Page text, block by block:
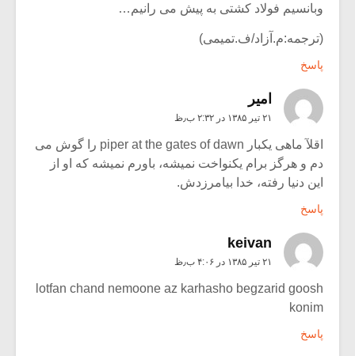
وبانسیم فولاد کشتی به پیش می رانیم…
(ترجمه:م.آزاد/ف.تمیمی)
پاسخ
امیر
۲۱ تیر ۱۳۸۵ در ۲:۳۲ ب٫ظ
اقلآ ماهی یکبار piper at the gates of dawn را گوش می
دم و هرگز برام یکنواخت نمیشه، باورم نمیشه که او از
این دنیا رفته، خدا بیامرزدش.
پاسخ
keivan
۲۱ تیر ۱۳۸۵ در ۴:۰۶ ب٫ظ
lotfan chand nemoone az karhasho begzarid goosh
konim
پاسخ